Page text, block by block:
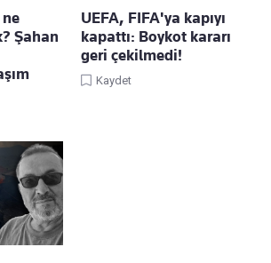
Şahan
UEFA, FIFA'ya kapıyı
kapattı: Boykot kararı
geri çekilmedi!
Kaydet